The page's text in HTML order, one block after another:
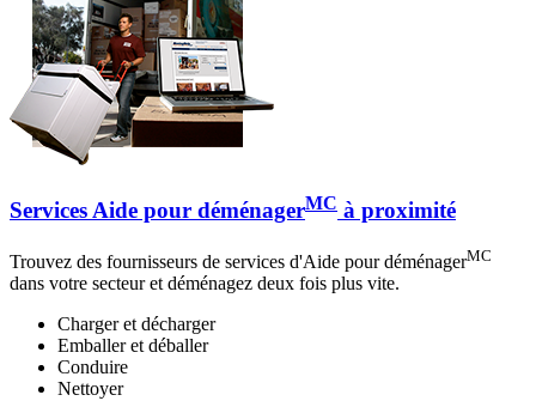
Services Aide pour déménagerMC à proximité
Trouvez des fournisseurs de services d'Aide pour déménagerMC
dans votre secteur et déménagez deux fois plus vite.
Charger et décharger
Emballer et déballer
Conduire
Nettoyer